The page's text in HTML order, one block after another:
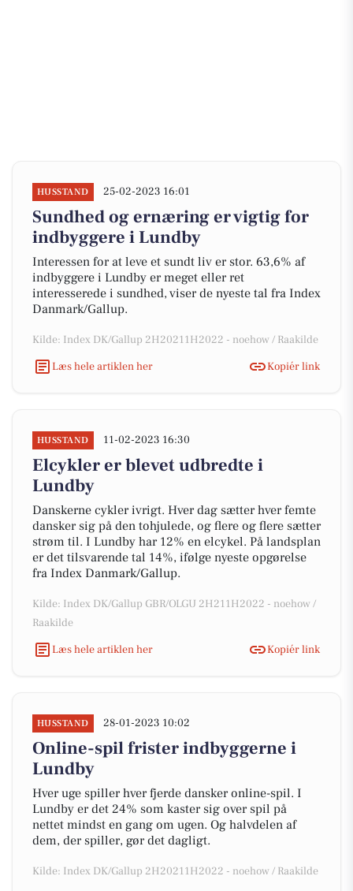
HUSSTAND 25-02-2023 16:01
Sundhed og ernæring er vigtig for
indbyggere i Lundby
Interessen for at leve et sundt liv er stor. 63,6% af
indbyggere i Lundby er meget eller ret
interesserede i sundhed, viser de nyeste tal fra Index
Danmark/Gallup.
Kilde: Index DK/Gallup 2H20211H2022 - noehow / Raakilde
Læs hele artiklen her
Kopiér link
HUSSTAND 11-02-2023 16:30
Elcykler er blevet udbredte i
Lundby
Danskerne cykler ivrigt. Hver dag sætter hver femte
dansker sig på den tohjulede, og flere og flere sætter
strøm til. I Lundby har 12% en elcykel. På landsplan
er det tilsvarende tal 14%, ifølge nyeste opgørelse
fra Index Danmark/Gallup.
Kilde: Index DK/Gallup GBR/OLGU 2H211H2022 - noehow /
Raakilde
Læs hele artiklen her
Kopiér link
HUSSTAND 28-01-2023 10:02
Online-spil frister indbyggerne i
Lundby
Hver uge spiller hver fjerde dansker online-spil. I
Lundby er det 24% som kaster sig over spil på
nettet mindst en gang om ugen. Og halvdelen af
dem, der spiller, gør det dagligt.
Kilde: Index DK/Gallup 2H20211H2022 - noehow / Raakilde